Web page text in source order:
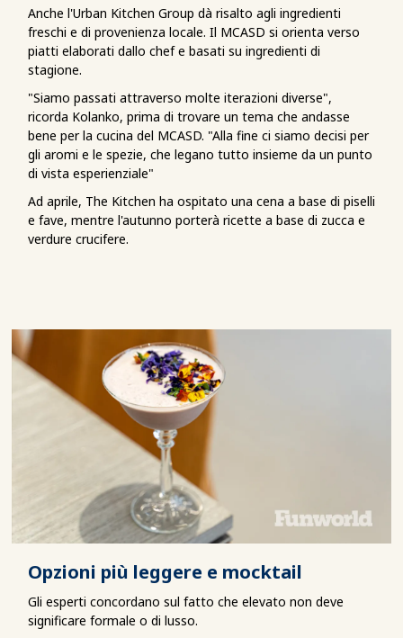
Anche l'Urban Kitchen Group dà risalto agli ingredienti
freschi e di provenienza locale. Il MCASD si orienta verso
piatti elaborati dallo chef e basati su ingredienti di
stagione.
"Siamo passati attraverso molte iterazioni diverse",
ricorda Kolanko, prima di trovare un tema che andasse
bene per la cucina del MCASD. "Alla fine ci siamo decisi per
gli aromi e le spezie, che legano tutto insieme da un punto
di vista esperienziale"
Ad aprile, The Kitchen ha ospitato una cena a base di piselli
e fave, mentre l'autunno porterà ricette a base di zucca e
verdure crucifere.
Opzioni più leggere e mocktail
Gli esperti concordano sul fatto che elevato non deve
significare formale o di lusso.